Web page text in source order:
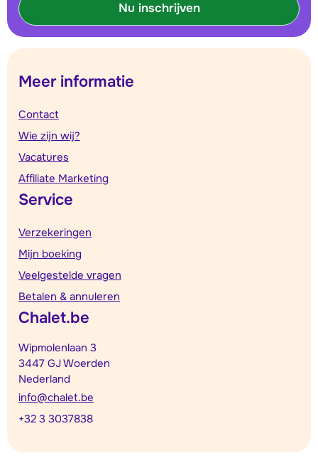
Nu inschrijven
Meer informatie
Contact
Wie zijn wij?
Vacatures
Affiliate Marketing
Service
Verzekeringen
Mijn boeking
Veelgestelde vragen
Betalen & annuleren
Chalet.be
Wipmolenlaan 3
3447 GJ Woerden
Nederland
info@chalet.be
+32 3 3037838